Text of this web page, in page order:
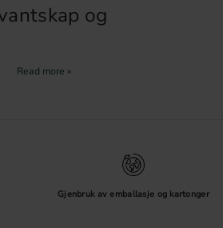
og
å gripe og som harmonerer med
frontens tykkelse og riktig skruelengde.
Gjenbruk av emballasje og kartonger